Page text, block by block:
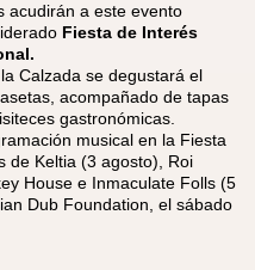
acudirán a este evento
Fiesta de Interés
Calzada se degustará el
acompañado de tapas
gastronómicas.
musical en la Fiesta
de Keltia (3 agosto), Roi
House e Inmaculate Folls (5
Dub Foundation, el sábado